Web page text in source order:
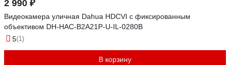
2 990 ₽
Видеокамера уличная Dahua HDCVI с фиксированным
объективом DH-HAC-B2A21P-U-IL-0280B
5(1)
В корзину